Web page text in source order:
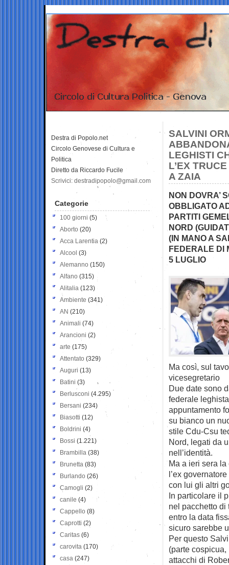
SALVINI
LEGHISTI
L’EX
A ZAIA
NON DOVRA’
OBBLIGATO
PARTITI
NORD
(IN MANO A
FEDERALE DI
5 LUGLIO
Ma così, sul
vicesegretario
Due date sono
federale
appuntamento
su bianco un
stile Cdu-Csu
Nord, legati da
nell’identità.
Ma a ieri sera
l’ex
con lui gli altri
In particolare il
nel pacchetto di
entro la data
sicuro sarebbe
Per questo
(parte
attacchi di
Destra di Popolo.net
Circolo Genovese di Cultura e
Politica
Diretto da Riccardo Fucile
Scrivici: destradipopolo@gmail.com
Categorie
100 giorni (5)
Aborto (20)
Acca Larentia (2)
Alcool (3)
Alemanno (150)
Alfano (315)
Alitalia (123)
Ambiente (341)
AN (210)
Animali (74)
Arancioni (2)
arte (175)
Attentato (329)
Auguri (13)
Batini (3)
Berlusconi (4.295)
Bersani (234)
Biasotti (12)
Boldrini (4)
Bossi (1.221)
Brambilla (38)
Brunetta (83)
Burlando (26)
Camogli (2)
canile (4)
Cappello (8)
Caprotti (2)
Caritas (6)
carovita (170)
casa (247)